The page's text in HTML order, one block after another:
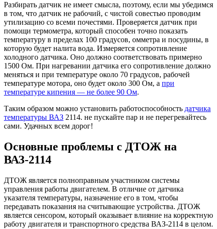
Разбирать датчик не имеет смысла, поэтому, если мы убедимся
в том, что датчик не рабочий, с чистой совестью проводим
утилизацию со всеми почестями. Проверяется датчик при
помощи термометра, который способен точно показать
температуру в пределах 100 градусов, омметра и посудины, в
которую будет налита вода. Измеряется сопротивление
холодного датчика. Оно должно соответствовать примерно
1500 Ом. При нагревании датчика его сопротивление должно
меняться и при температуре около 70 градусов, рабочей
температуре мотора, оно будет около 300 Ом, а при
температуре кипения — не более 90 Ом.
Таким образом можно установить работоспособность датчика
температуры ВАЗ 2114. не пускайте пар и не перегревайтесь
сами. Удачных всем дорог!
Основные проблемы с ДТОЖ на
ВАЗ-2114
ДТОЖ является полноправным участником системы
управления работы двигателем. В отличие от датчика
указателя температуры, назначение его в том, чтобы
передавать показания на считывающие устройства. ДТОЖ
является сенсором, который оказывает влияние на корректную
работу двигателя и транспортного средства ВАЗ-2114 в целом.